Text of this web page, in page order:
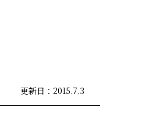
更新日：2015.7.3